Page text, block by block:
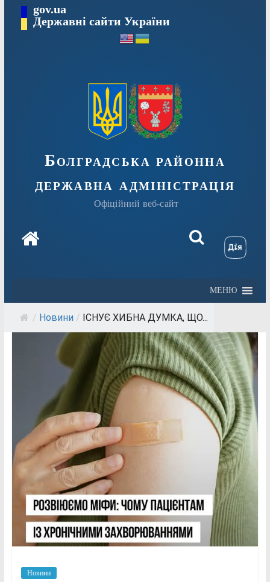
Перейтиgov.ua
Державні сайти України
Болградська районна
державна адміністрація
Офіційний веб-сайт
МЕНЮ
/ Новини / ІСНУЄ ХИБНА ДУМКА, ЩО...
Новини